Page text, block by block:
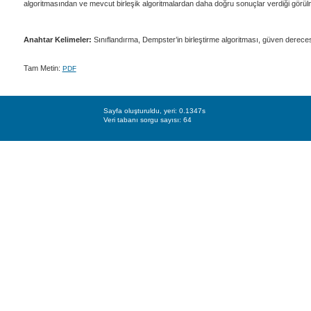
algoritmasından ve mevcut birleşik algoritmalardan daha doğru sonuçlar verdiği
Anahtar Kelimeler: Sınıflandırma, Dempster’in birleştirme algoritması, güven
Tam Metin: PDF
Sayfa oluşturuldu, yeri: 0.1347s
Veri tabanı sorgu sayısı: 64